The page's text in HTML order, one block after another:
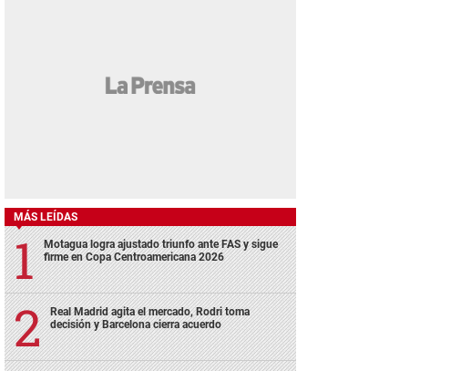
MÁS LEÍDAS
Motagua logra ajustado triunfo ante FAS y sigue
firme en Copa Centroamericana 2026
Real Madrid agita el mercado, Rodri toma
decisión y Barcelona cierra acuerdo